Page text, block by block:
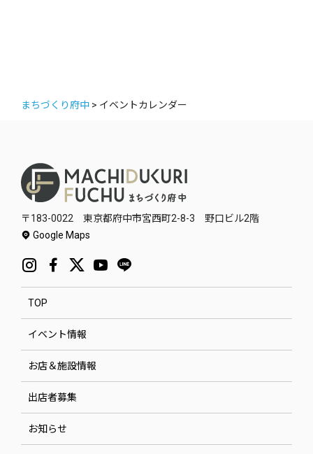
まちづくり府中 > イベントカレンダー
〒183-0022 東京都府中市宮西町2-8-3 野口ビル2階
Google Maps
TOP
イベント情報
お店＆施設情報
出店者募集
お知らせ